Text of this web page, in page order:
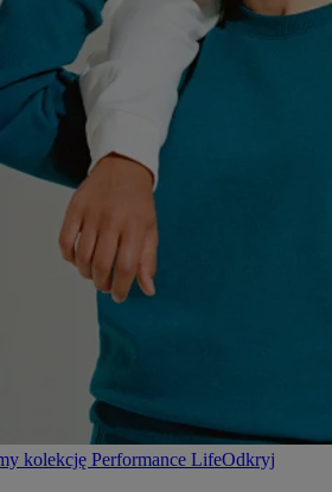
kolekcję Performance LifeOdkryj